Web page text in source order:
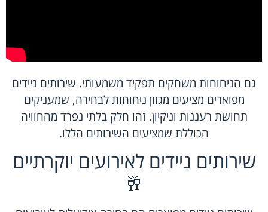
גם הניחוחות משחקים תפקיד משמעותי. שירותים ניידים
מפוארים מציעים מגוון ניחוחות לבחירה, שמעניקים
תחושת רעננות וניקיון. זהו חלק בלתי נפרד מהחוויה
הכוללת שמציעים השירותים הללו.
שירותים ניידים לאירועים יוקרתיים
🥂